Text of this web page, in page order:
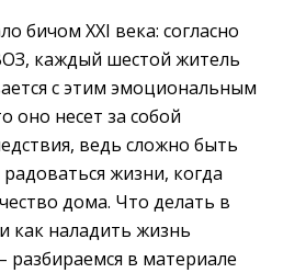
бичом XXI века: согласно
каждый шестой житель
с этим эмоциональным
оно несет за собой
ведь сложно быть
жизни, когда
дома. Что делать в
как наладить жизнь
разбираемся в материале